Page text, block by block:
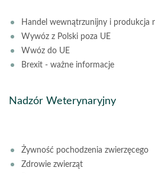
Handel wewnątrzunijny i produkcja
Wywóz z Polski poza UE
Wwóz do UE
Brexit - ważne informacje
Nadzór Weterynaryjny
Żywność pochodzenia zwierzęcego
Zdrowie zwierząt